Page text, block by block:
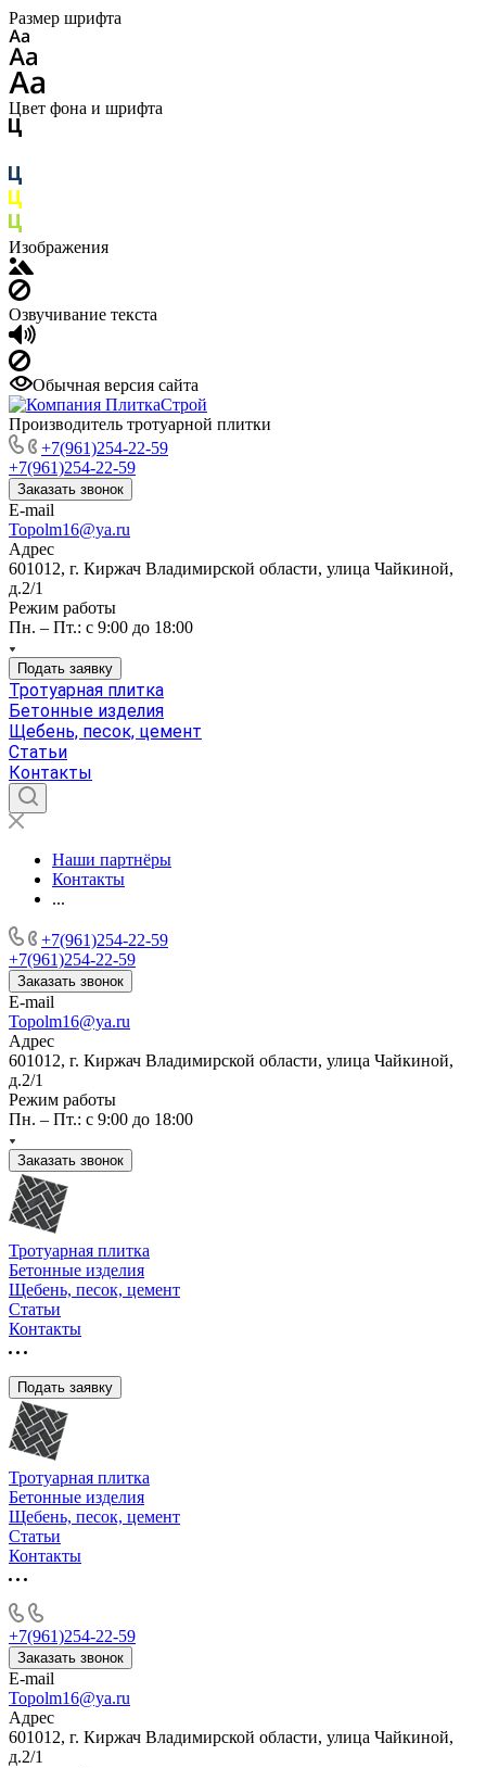
Размер шрифта
Цвет фона и шрифта
Изображения
Озвучивание текста
Обычная версия сайта
Производитель тротуарной плитки
+7(961)254-22-59
+7(961)254-22-59
Заказать звонок
E-mail
Topolm16@ya.ru
Адрес
601012, г. Киржач Владимирской области, улица Чайкиной,
д.2/1
Режим работы
Пн. – Пт.: с 9:00 до 18:00
Подать заявку
Тротуарная плитка
Бетонные изделия
Щебень, песок, цемент
Статьи
Контакты
Наши партнёры
Контакты
...
+7(961)254-22-59
+7(961)254-22-59
Заказать звонок
E-mail
Topolm16@ya.ru
Адрес
601012, г. Киржач Владимирской области, улица Чайкиной,
д.2/1
Режим работы
Пн. – Пт.: с 9:00 до 18:00
Заказать звонок
Тротуарная плитка
Бетонные изделия
Щебень, песок, цемент
Статьи
Контакты
Подать заявку
Тротуарная плитка
Бетонные изделия
Щебень, песок, цемент
Статьи
Контакты
+7(961)254-22-59
Заказать звонок
E-mail
Topolm16@ya.ru
Адрес
601012, г. Киржач Владимирской области, улица Чайкиной,
д.2/1